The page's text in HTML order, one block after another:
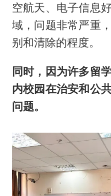
空航天、电子信息
域，问题非常严重
别和清除的程度。
同时，因为许多留
内校园在治安和公
问题。